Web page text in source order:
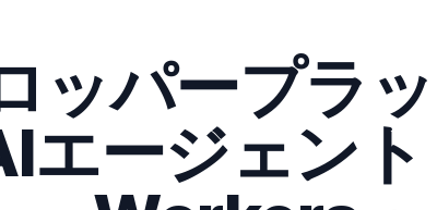
ッパープラッ
エージェント